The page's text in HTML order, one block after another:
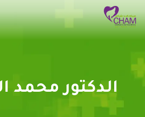
الدكتور محمد